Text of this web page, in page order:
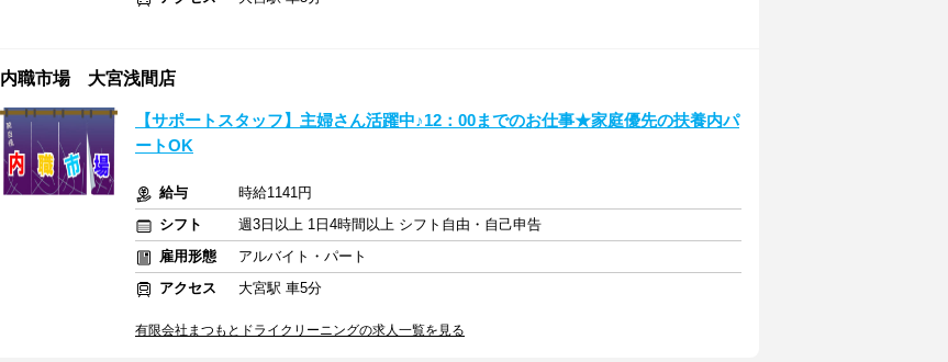
内職市場 大宮浅間店
【サポートスタッフ】主婦さん活躍中♪12：00までのお仕事★家庭優先の扶養内パ
ートOK
給与
時給1141円
シフト
週3日以上 1日4時間以上 シフト自由・自己申告
雇用形態
アルバイト・パート
アクセス
大宮駅 車5分
有限会社まつもとドライクリーニングの求人一覧を見る